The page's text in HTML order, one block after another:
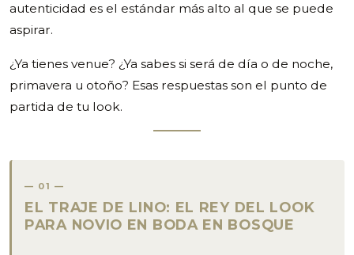
autenticidad es el estándar más alto al que se puede
aspirar.
¿Ya tienes venue? ¿Ya sabes si será de día o de noche,
primavera u otoño? Esas respuestas son el punto de
partida de tu look.
01
EL TRAJE DE LINO: EL REY DEL LOOK
PARA NOVIO EN BODA EN BOSQUE